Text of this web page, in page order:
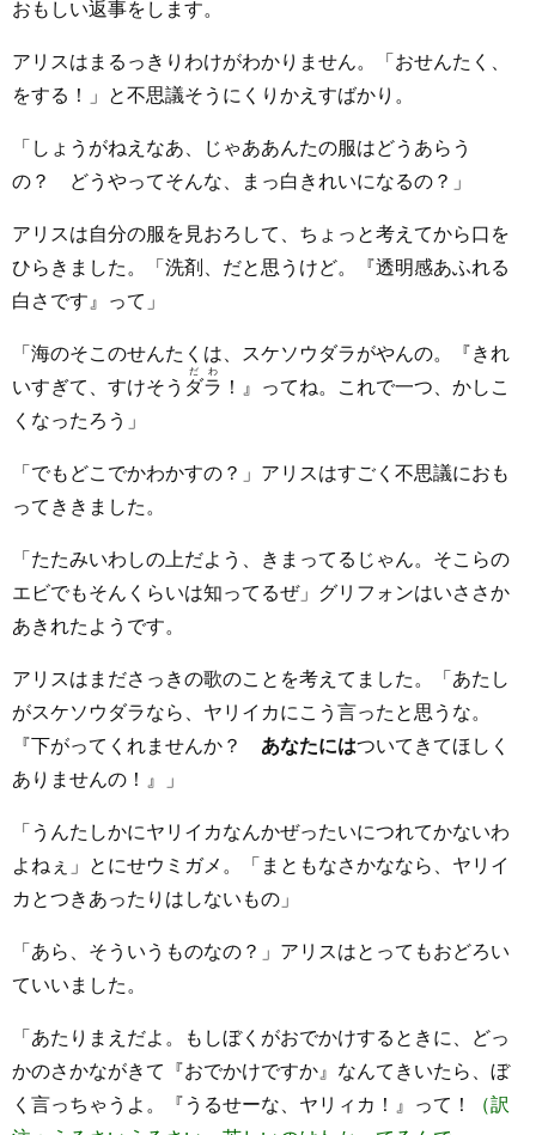
おもしい返事をします。
アリスはまるっきりわけがわかりません。「おせんたく、
をする！」と不思議そうにくりかえすばかり。
「しょうがねえなあ、じゃああんたの服はどうあらう
の？ どうやってそんな、まっ白きれいになるの？」
アリスは自分の服を見おろして、ちょっと考えてから口を
ひらきました。「洗剤、だと思うけど。『透明感あふれる
白さです』って」
「海のそこのせんたくは、スケソウダラがやんの。『きれ
いすぎて、すけそう ダラ
だわ
！』ってね。これで一つ、かしこ
くなったろう」
「でもどこでかわかすの？」アリスはすごく不思議におも
ってききました。
「たたみいわしの上だよう、きまってるじゃん。そこらの
エビでもそんくらいは知ってるぜ」グリフォンはいささか
あきれたようです。
アリスはまださっきの歌のことを考えてました。「あたし
がスケソウダラなら、ヤリイカにこう言ったと思うな。
『下がってくれませんか？ あなたにはついてきてほしく
ありませんの！』」
「うんたしかにヤリイカなんかぜったいにつれてかないわ
よねぇ」とにせウミガメ。「まともなさかななら、ヤリイ
カとつきあったりはしないもの」
「あら、そういうものなの？」アリスはとってもおどろい
ていいました。
「あたりまえだよ。もしぼくがおでかけするときに、どっ
かのさかながきて『おでかけですか』なんてきいたら、ぼ
く言っちゃうよ。『うるせーな、ヤリィカ！』って！
（訳